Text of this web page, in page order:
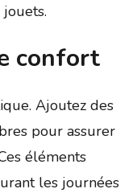
confort
Ajoutez des
pour assurer
éléments
les journées